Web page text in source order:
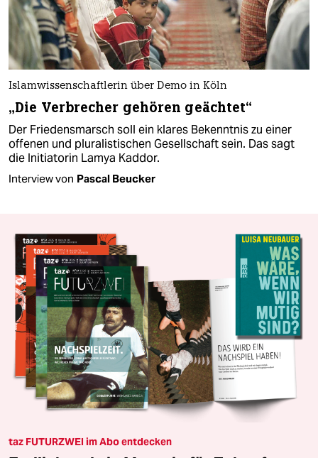
Islamwissenschaftlerin über Demo in Köln
„Die Verbrecher gehören geächtet“
Der Friedensmarsch soll ein klares Bekenntnis zu einer
offenen und pluralistischen Gesellschaft sein. Das sagt
die Initiatorin Lamya Kaddor.
Interview von Pascal Beucker
taz FUTURZWEI im Abo entdecken